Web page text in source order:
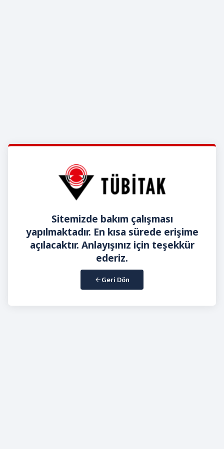
Sitemizde bakım çalışması
yapılmaktadır. En kısa sürede erişime
açılacaktır. Anlayışınız için teşekkür
ederiz.
Geri Dön